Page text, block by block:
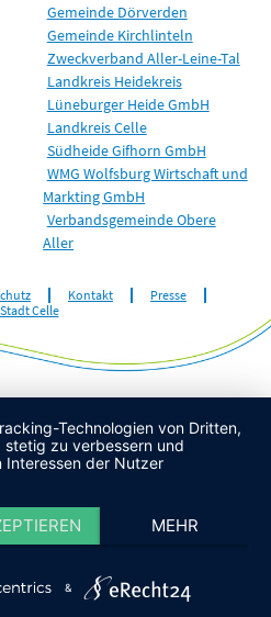
Gemeinde Dörverden
Gemeinde Kirchlinteln
Zweckverband Aller-Leine-Tal
Landkreis Heidekreis
Lüneburger Heide GmbH
Landkreis Celle
Südheide Gifhorn GmbH
WMG Wolfsburg Wirtschaft und
Markting GmbH
Verbandsgemeinde Obere
Aller
Kontakt
Presse
Celle
Technologien von Dritten,
stetig zu verbessern und
Interessen der Nutzer
MEHR
&